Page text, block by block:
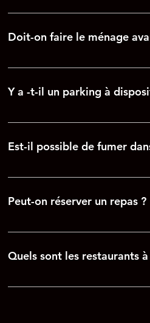
Oui l’Impertinente peut être
19h00
Doit-on faire le ménage
Le ménage est compris dans le
Y a -t-il un parking à
Vous pouvez stationner votre
Est-il possible de fumer
Non, notre gîte est entièrement
Peut-on réserver un repas ?
Nous vous proposons des
Quels sont les restaurants
L’estaminet typique du Nord le «